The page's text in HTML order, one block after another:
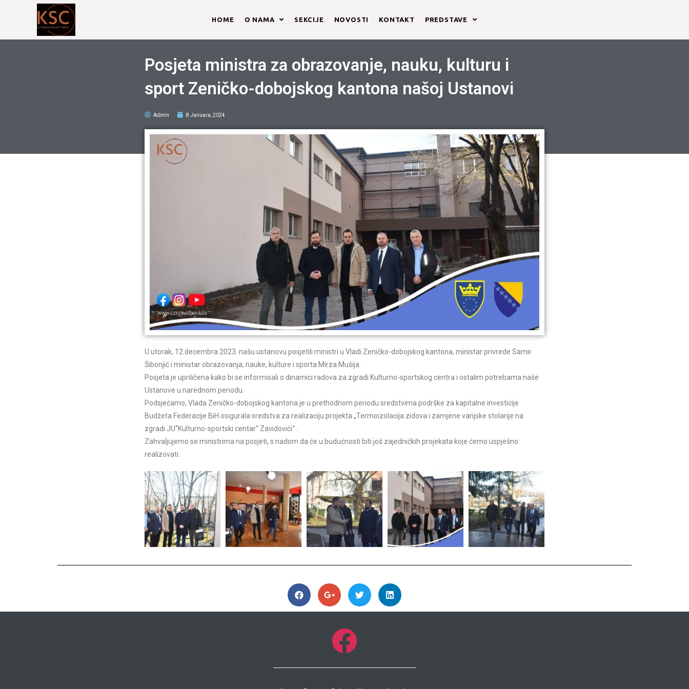
HOME O NAMA SEKCIJE NOVOSTI KONTAKT PREDSTAVE
Posjeta ministra za obrazovanje, nauku, kulturu i
sport Zeničko-dobojskog kantona našoj Ustanovi
Admin 8 Januara, 2024
U utorak, 12.decembra 2023. našu ustanovu posjetili ministri u Vladi Zeničko-dobojskog kantona, ministar privrede Samir
Šibonjić i ministar obrazovanja, nauke, kulture i sporta Mirza Mušija.
Posjeta je upriličena kako bi se informisali o dinamici radova za zgradi Kulturno-sportskog centra i ostalim potrebama naše
Ustanove u narednom periodu.
Podsjećamo, Vlada Zeničko-dobojskog kantona je u prethodnom periodu sredstvima podrške za kapitalne investicije
Budžeta Federacije BiH osigurala sredstva za realizaciju projekta „Termoizolacija zidova i zamjene vanjske stolarije na
zgradi JU“Kulturno-sportski centar“ Zavidovići“ .
Zahvaljujemo se ministrima na posjeti, s nadom da će u budućnosti biti još zajedničkih projekata koje ćemo uspješno
realizovati.